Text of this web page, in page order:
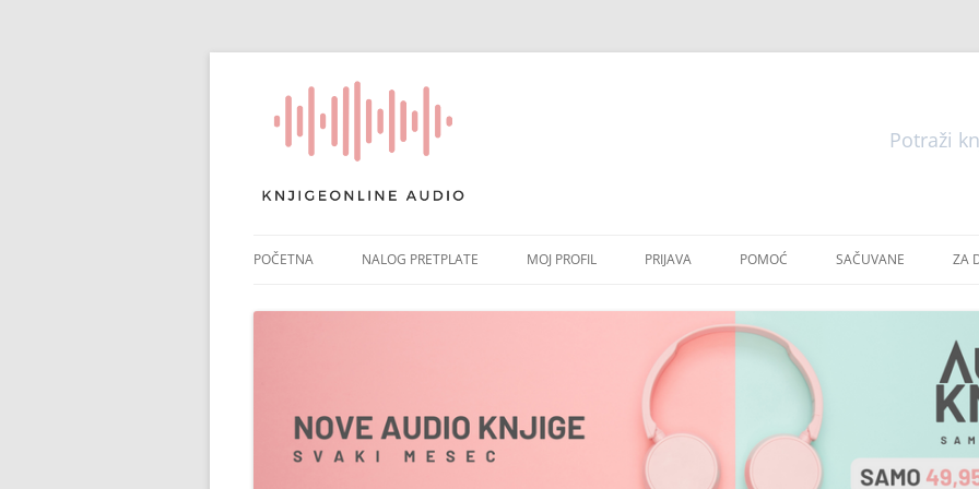
do
POČETNA NALOG PRETPLATE
PONIŠTI PRETPLATU
MOJ PROFIL PRIJAVA POMOĆ SAČUVANE ZA